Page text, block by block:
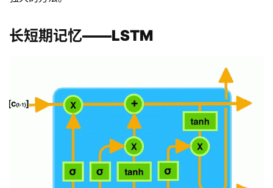
I
免
长短期记忆——LSTM